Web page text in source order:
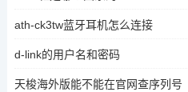
ath-ck3tw蓝牙耳机怎么连接
d-link的用户名和密码
天梭海外版能不能在官网查序列号